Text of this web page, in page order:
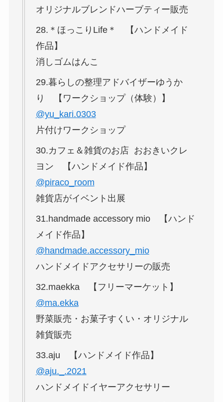
オリジナルブレンドハーブティー販売
28.＊ほっこりLife＊ 【ハンドメイド
作品】
消しゴムはんこ
29.暮らしの整理アドバイザーゆうか
り 【ワークショップ（体験）】
@yu_kari.0303
片付けワークショップ
30.カフェ＆雑貨のお店 おおきいクレ
ヨン 【ハンドメイド作品】
@piraco_room
雑貨店がイベント出展
31.handmade accessory mio 【ハンド
メイド作品】
@handmade.accessory_mio
ハンドメイドアクセサリーの販売
32.maekka 【フリーマーケット】
@ma.ekka
野菜販売・お菓子すくい・オリジナル
雑貨販売
33.aju 【ハンドメイド作品】
@aju._.2021
ハンドメイドイヤーアクセサリー